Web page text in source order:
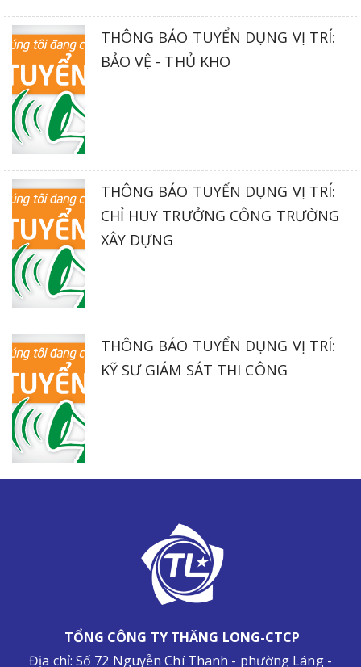
THÔNG BÁO TUYỂN DỤNG VỊ TRÍ:
BẢO VỆ - THỦ KHO
THÔNG BÁO TUYỂN DỤNG VỊ TRÍ:
CHỈ HUY TRƯỞNG CÔNG TRƯỜNG
XÂY DỰNG
THÔNG BÁO TUYỂN DỤNG VỊ TRÍ:
KỸ SƯ GIÁM SÁT THI CÔNG
TỔNG CÔNG TY THĂNG LONG-CTCP
Địa chỉ: Số 72 Nguyễn Chí Thanh - phường Láng -